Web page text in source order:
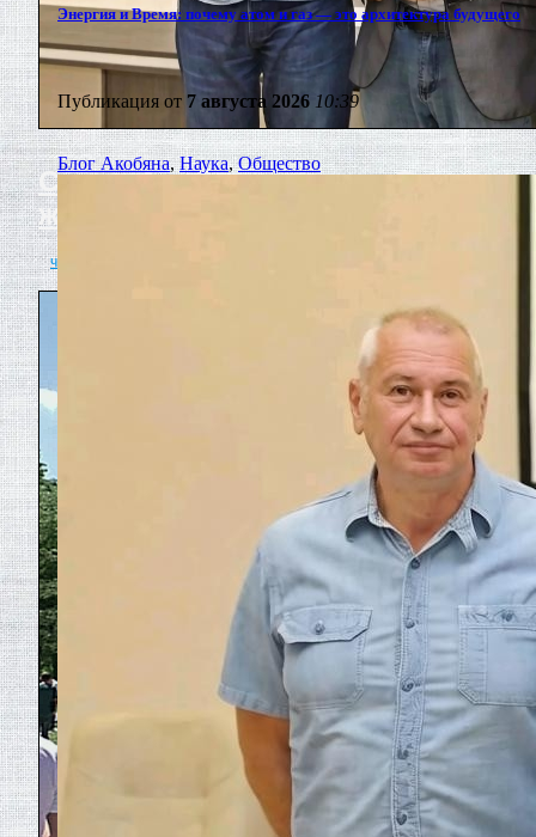
Сурен Акобян принят в Союз
журналистов России
читать полностью
Энергия и Время: почему атом и газ — это архитектура будущего
Публикация от 7 августа 2026 10:39
Блог Акобяна,Наука,Общество